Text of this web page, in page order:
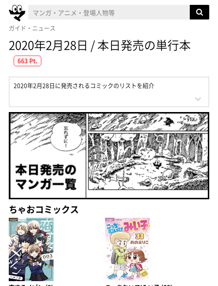
ガイド・ニュース
2020年2月28日 / 本日発売の単行本
663 Pt.
2020年2月28日に発売されるコミックのリストを紹介
ちゃおコミックス